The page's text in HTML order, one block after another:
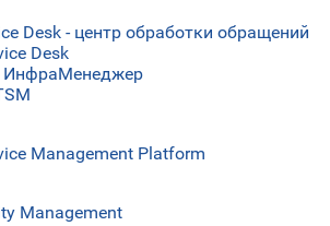
Desk - центр обработки обращений
Desk
ИнфраМенеджер
Management Platform
Management